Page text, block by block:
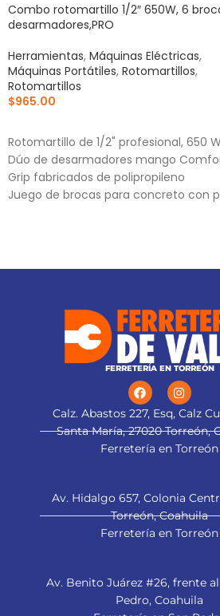
Combo rotomartillo 1/2″ 650W, 6
desarmadores,PRO
Herramientas, Máquinas Eléctricas,
Máquinas Portátiles, Rotomartillos,
Rotomartillos
$965.00
Rotomartillo de 1/2" profesional, 650
Dúo de desarmadores mango
Grip fabricados de polipropileno
Juego de brocas para concreto con
FERRETERÍA EN TORREÓN
Calz. Abastos 227, Esq, Calz
Santa María, 27020 Torreón,
Ferretería en Torreón
Av. Hidalgo 657, Colonia
Torreón, Coahuila
Ferretería en Torreón
Av. Benito Juárez #26, frente
Pedro, Coahuila